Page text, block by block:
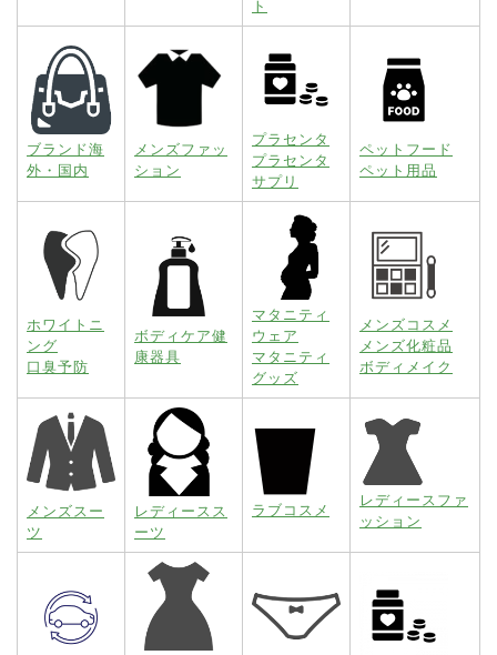
ト
ブランド海
外・国内
メンズファッ
ション
プラセンタ
プラセンタ
サプリ
ペットフード
ペット用品
ホワイトニ
ング
口臭予防
ボディケア健
康器具
マタニティ
ウェア
マタニティ
グッズ
メンズコスメ
メンズ化粧品
ボディメイク
メンズスー
ツ
レディースス
ーツ
ラブコスメ
レディースファ
ッション